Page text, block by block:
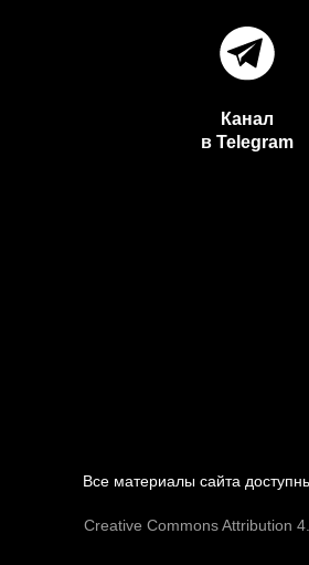
Канал
в Telegram
Все материалы сайта
Creative Commons Attribution